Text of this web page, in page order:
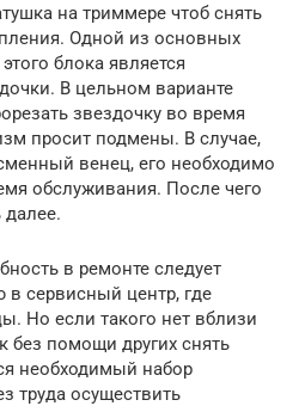
на триммере чтоб снять
Одной из основных
блока является
В цельном варианте
звездочку во время
просит подмены. В случае,
венец, его необходимо
обслуживания. После чего
далее.
в ремонте следует
сервисный центр, где
Но если такого нет вблизи
без помощи других снять
необходимый набор
труда осуществить